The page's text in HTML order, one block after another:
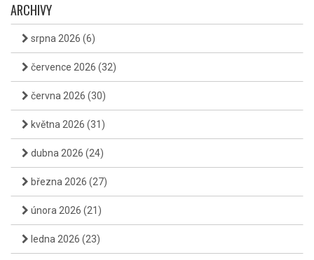
ARCHIVY
srpna 2026 (6)
července 2026 (32)
června 2026 (30)
května 2026 (31)
dubna 2026 (24)
března 2026 (27)
února 2026 (21)
ledna 2026 (23)